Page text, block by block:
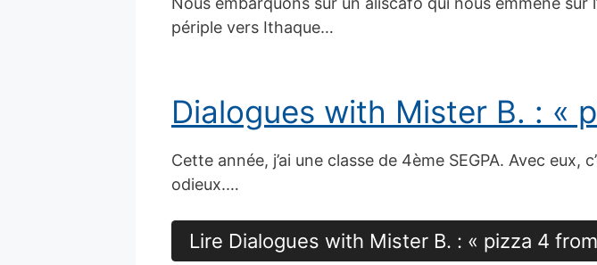
périple vers Ithaque…
Dialogues with Mister B. : «
Cette année, j’ai une classe de 4ème SEGPA. Avec
odieux.…
Lire Dialogues with Mister B. : « pizza 4